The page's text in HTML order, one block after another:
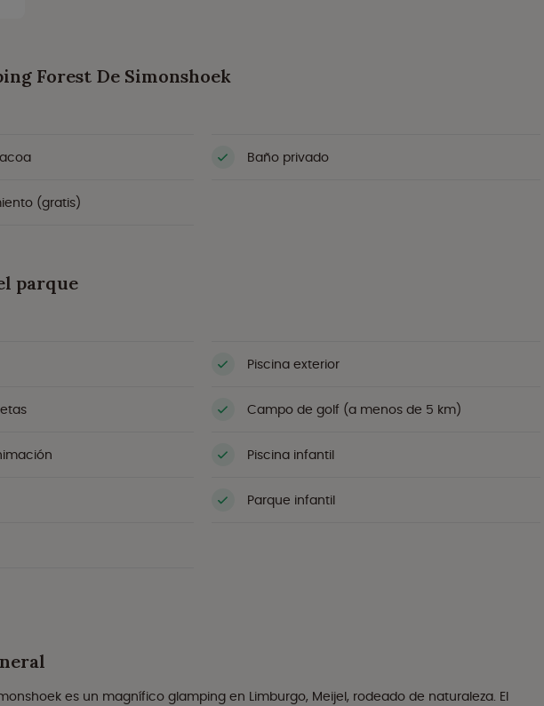
Forest De Simonshoek
Baño privado
(gratis)
parque
Piscina exterior
Campo de golf (a menos de 5 km)
Piscina infantil
Parque infantil
es un magnífico glamping en Limburgo, Meijel, rodeado de naturaleza. El